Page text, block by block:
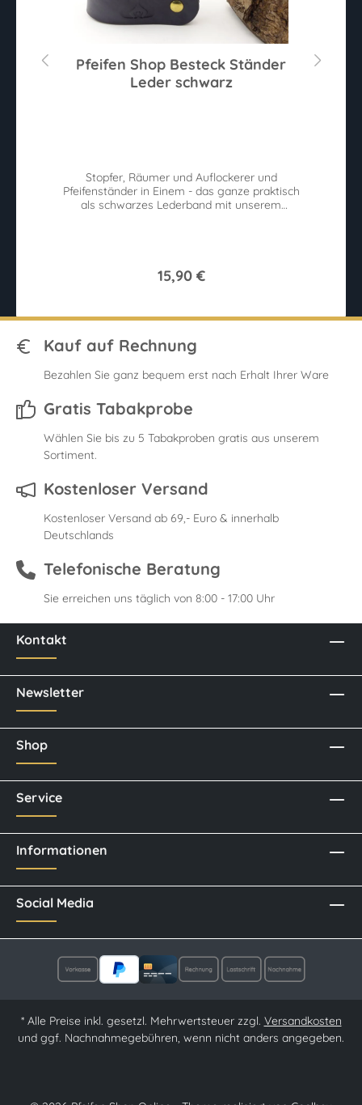
Pfeifen Shop Besteck Ständer
Leder schwarz
Stopfer, Räumer und Auflockerer und
Pfeifenständer in Einem - das ganze praktisch
als schwarzes Lederband mit unserem
15,90 €
Kauf auf Rechnung
Bezahlen Sie ganz bequem erst nach Erhalt Ihrer Ware
Gratis Tabakprobe
Wählen Sie bis zu 5 Tabakproben gratis aus unserem
Sortiment.
Kostenloser Versand
Kostenloser Versand ab 69,- Euro & innerhalb
Deutschlands
Telefonische Beratung
Sie erreichen uns täglich von 8:00 - 17:00 Uhr
Kontakt
Newsletter
Social Media
Shop
Service
Informationen
* Alle Preise inkl. gesetzl. Mehrwertsteuer zzgl. Versandkosten
und ggf. Nachnahmegebühren, wenn nicht anders angegeben.